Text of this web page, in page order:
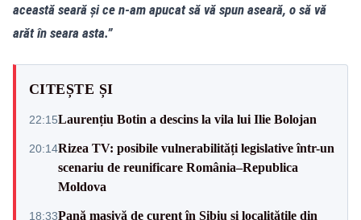
această seară și ce n-am apucat să vă spun aseară, o să vă
arăt în seara asta.”
CITEȘTE ȘI
22:15Laurențiu Botin a descins la vila lui Ilie Bolojan
20:14Rizea TV: posibile vulnerabilități legislative într-un
scenariu de reunificare România–Republica
Moldova
18:33Pană masivă de curent în Sibiu și localitățile din